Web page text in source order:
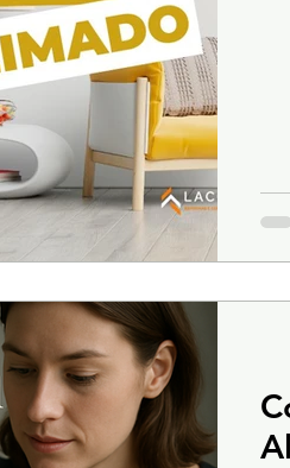
Queimado Soluções